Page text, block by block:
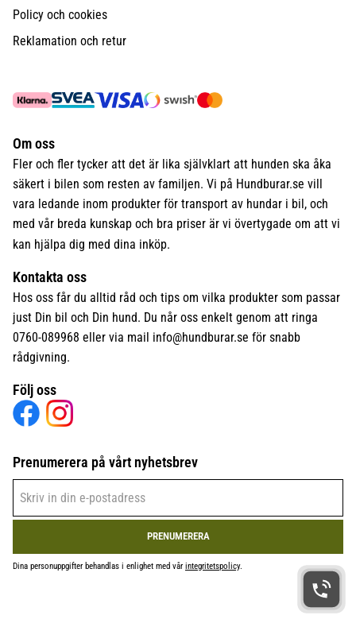
Policy och cookies
Reklamation och retur
Om oss
Fler och fler tycker att det är lika självklart att hunden ska åka
säkert i bilen som resten av familjen. Vi på Hundburar.se vill
vara ledande inom produkter för transport av hundar i bil, och
med vår breda kunskap och bra priser är vi övertygade om att vi
kan hjälpa dig med dina inköp.
Kontakta oss
Hos oss får du alltid råd och tips om vilka produkter som passar
just Din bil och Din hund. Du når oss enkelt genom att ringa
0760-089968 eller via mail info@hundburar.se för snabb
rådgivning.
Följ oss
Prenumerera på vårt nyhetsbrev
PRENUMERERA
Dina personuppgifter behandlas i enlighet med vårintegritetspolicy.